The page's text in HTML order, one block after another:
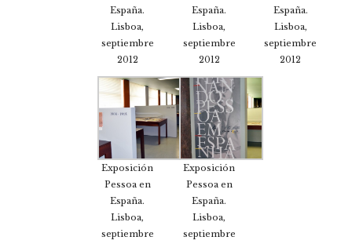
España.
Lisboa,
septiembre
2012
España.
Lisboa,
septiembre
2012
España.
Lisboa,
septiembre
2012
Exposición
Pessoa en
España.
Lisboa,
septiembre
Exposición
Pessoa en
España.
Lisboa,
septiembre